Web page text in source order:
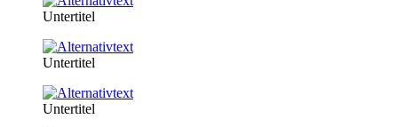
Untertitel
Untertitel
Untertitel